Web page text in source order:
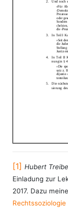
[1] Hubert
Einladung zur
2017. Dazu meine